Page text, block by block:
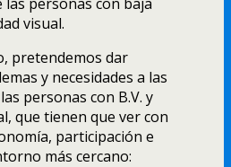
visual.
pretendemos dar
y necesidades a las
personas con B.V. y
que tienen que ver con
participación e
más cercano: